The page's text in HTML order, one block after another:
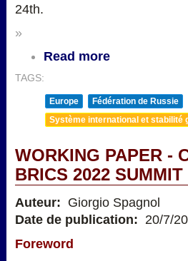
24th.
»
Read more
TAGS:
Europe
Fédération de Russie
Système international et stabilité
WORKING PAPER -
BRICS 2022
Auteur: Giorgio Spagnol
Date de publication: 20/7/
Foreword